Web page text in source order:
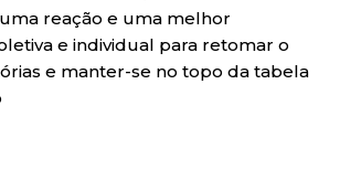
reação e uma melhor
e individual para retomar o
e manter-se no topo da tabela